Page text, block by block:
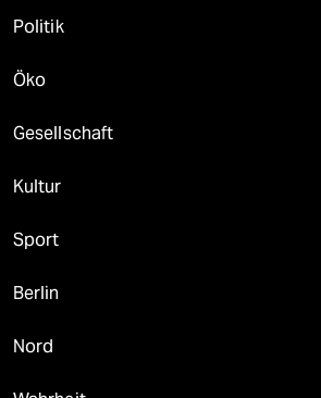
Politik
Öko
Gesellschaft
Kultur
Sport
Berlin
Nord